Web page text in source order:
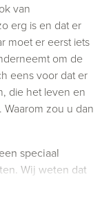
van
erg is en dat er
moet er eerst iets
om de
eens voor dat er
die het leven en
zou u dan
speciaal
Wij weten dat
altijd leuk is,